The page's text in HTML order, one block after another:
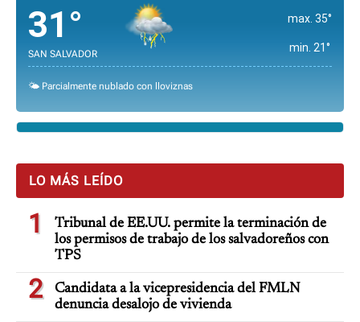
31°
SAN SALVADOR
max. 35°
min. 21°
🌤️ Parcialmente nublado con lloviznas
LO MÁS LEÍDO
1
Tribunal de EE.UU. permite la terminación de
los permisos de trabajo de los salvadoreños con
TPS
2
Candidata a la vicepresidencia del FMLN
denuncia desalojo de vivienda